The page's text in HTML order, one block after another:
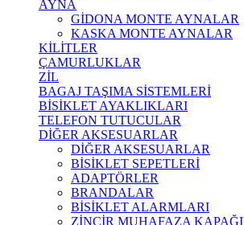
AYNA
GİDONA MONTE AYNALAR
KASKA MONTE AYNALAR
KİLİTLER
ÇAMURLUKLAR
ZİL
BAGAJ TAŞIMA SİSTEMLERİ
BİSİKLET AYAKLIKLARI
TELEFON TUTUCULAR
DİĞER AKSESUARLAR
DİĞER AKSESUARLAR
BİSİKLET SEPETLERİ
ADAPTÖRLER
BRANDALAR
BİSİKLET ALARMLARI
ZİNCİR MUHAFAZA KAPAĞI